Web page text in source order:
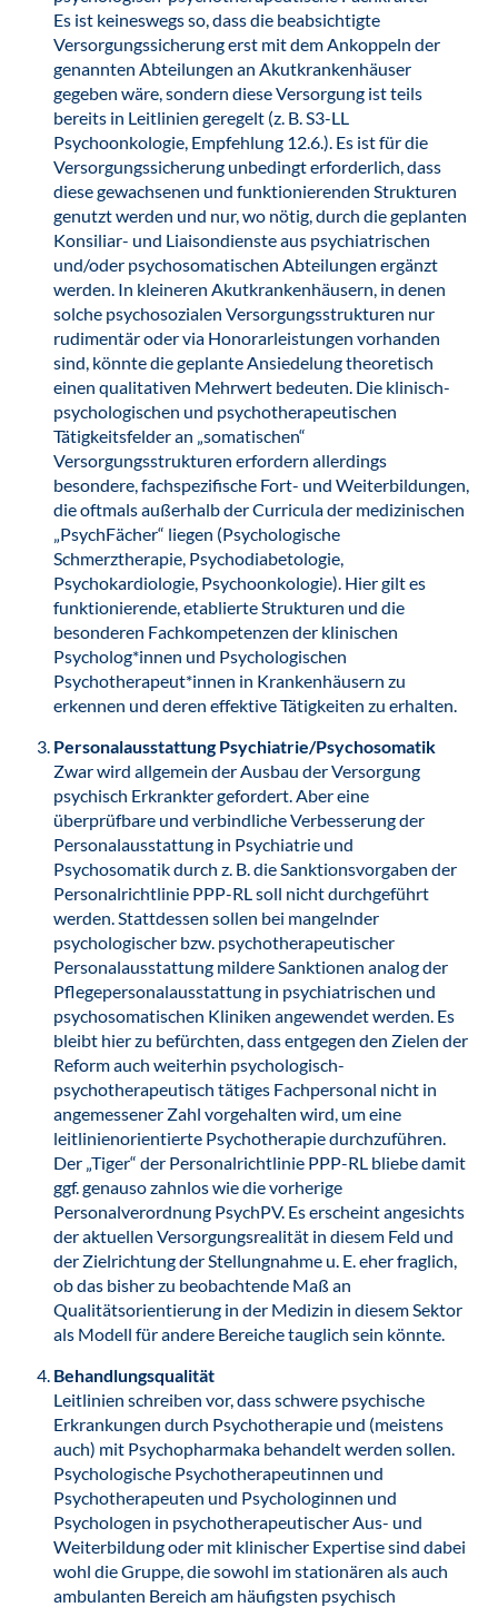
Es ist keineswegs so, dass die beabsichtigte
Versorgungssicherung erst mit dem Ankoppeln der
genannten Abteilungen an Akutkrankenhäuser
gegeben wäre, sondern diese Versorgung ist teils
bereits in Leitlinien geregelt (z. B. S3-LL
Psychoonkologie, Empfehlung 12.6.). Es ist für die
Versorgungssicherung unbedingt erforderlich, dass
diese gewachsenen und funktionierenden Strukturen
genutzt werden und nur, wo nötig, durch die geplanten
Konsiliar- und Liaisondienste aus psychiatrischen
und/oder psychosomatischen Abteilungen ergänzt
werden. In kleineren Akutkrankenhäusern, in denen
solche psychosozialen Versorgungsstrukturen nur
rudimentär oder via Honorarleistungen vorhanden
sind, könnte die geplante Ansiedelung theoretisch
einen qualitativen Mehrwert bedeuten. Die klinisch-
psychologischen und psychotherapeutischen
Tätigkeitsfelder an „somatischen“
Versorgungsstrukturen erfordern allerdings
besondere, fachspezifische Fort- und Weiterbildungen,
die oftmals außerhalb der Curricula der medizinischen
„PsychFächer“ liegen (Psychologische
Schmerztherapie, Psychodiabetologie,
Psychokardiologie, Psychoonkologie). Hier gilt es
funktionierende, etablierte Strukturen und die
besonderen Fachkompetenzen der klinischen
Psycholog*innen und Psychologischen
Psychotherapeut*innen in Krankenhäusern zu
erkennen und deren effektive Tätigkeiten zu erhalten.
Personalausstattung Psychiatrie/Psychosomatik
Zwar wird allgemein der Ausbau der Versorgung
psychisch Erkrankter gefordert. Aber eine
überprüfbare und verbindliche Verbesserung der
Personalausstattung in Psychiatrie und
Psychosomatik durch z. B. die Sanktionsvorgaben der
Personalrichtlinie PPP-RL soll nicht durchgeführt
werden. Stattdessen sollen bei mangelnder
psychologischer bzw. psychotherapeutischer
Personalausstattung mildere Sanktionen analog der
Pflegepersonalausstattung in psychiatrischen und
psychosomatischen Kliniken angewendet werden. Es
bleibt hier zu befürchten, dass entgegen den Zielen der
Reform auch weiterhin psychologisch-
psychotherapeutisch tätiges Fachpersonal nicht in
angemessener Zahl vorgehalten wird, um eine
leitlinienorientierte Psychotherapie durchzuführen.
Der „Tiger“ der Personalrichtlinie PPP-RL bliebe damit
ggf. genauso zahnlos wie die vorherige
Personalverordnung PsychPV. Es erscheint angesichts
der aktuellen Versorgungsrealität in diesem Feld und
der Zielrichtung der Stellungnahme u. E. eher fraglich,
ob das bisher zu beobachtende Maß an
Qualitätsorientierung in der Medizin in diesem Sektor
als Modell für andere Bereiche tauglich sein könnte.
Behandlungsqualität
Leitlinien schreiben vor, dass schwere psychische
Erkrankungen durch Psychotherapie und (meistens
auch) mit Psychopharmaka behandelt werden sollen.
Psychologische Psychotherapeutinnen und
Psychotherapeuten und Psychologinnen und
Psychologen in psychotherapeutischer Aus- und
Weiterbildung oder mit klinischer Expertise sind dabei
wohl die Gruppe, die sowohl im stationären als auch
ambulanten Bereich am häufigsten psychisch